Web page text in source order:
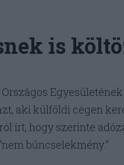
is
aki külföldi cégen
írt, hogy szerinte
bűncselekmény.”